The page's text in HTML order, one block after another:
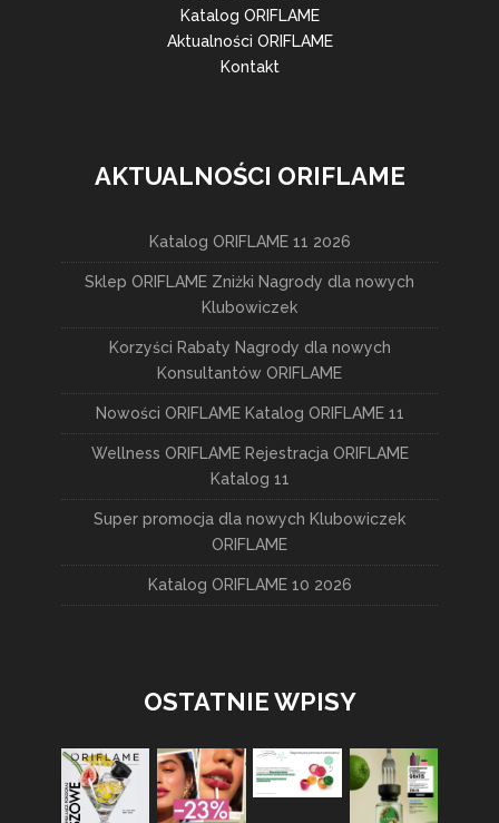
Katalog ORIFLAME
Aktualności ORIFLAME
Kontakt
AKTUALNOŚCI ORIFLAME
Katalog ORIFLAME 11 2026
Sklep ORIFLAME Zniżki Nagrody dla nowych
Klubowiczek
Korzyści Rabaty Nagrody dla nowych
Konsultantów ORIFLAME
Nowości ORIFLAME Katalog ORIFLAME 11
Wellness ORIFLAME Rejestracja ORIFLAME
Katalog 11
Super promocja dla nowych Klubowiczek
ORIFLAME
Katalog ORIFLAME 10 2026
OSTATNIE WPISY